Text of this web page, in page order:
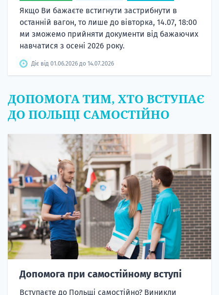
Якщо Ви бажаєте встигнути застрибнути в
останній вагон, то лише до вівторка, 14.07, 18:00
ми зможемо прийняти документи від бажаючих
навчатися з осені 2026 року.
Діє від 01.06.2026 до 14.07.2026
ДОПОМОГА ТИМ, ХТО ВСТУПАЄ
ДО ПОЛЬЩІ САМОСТІЙНО
Допомога при самостійному вступі
Вступаєте до Польщі самостійно? Виникли